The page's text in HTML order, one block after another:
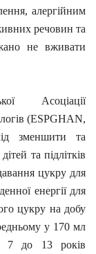
алергійним
речовин та
не вживати
Асоціації
(ESPGHAN,
зменшити та
та підлітків
цукру для
енергії для
цукру на добу
у 170 мл
7 до 13 років